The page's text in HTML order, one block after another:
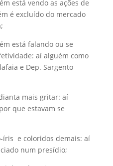
está vendo as ações de
é excluído do mercado
está falando ou se
aí alguém como
e Dep. Sargento
mais gritar: aí
que estavam se
íris e coloridos demais: aí
num presídio;